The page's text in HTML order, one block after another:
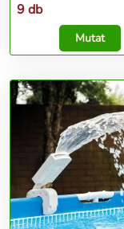
9 db
Mutat